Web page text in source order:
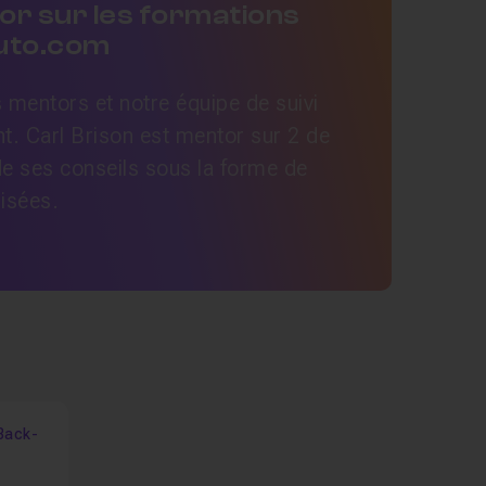
sur les formations
et notre équipe de suivi
Carl Brison est mentor sur 2 de
ses conseils sous la forme de